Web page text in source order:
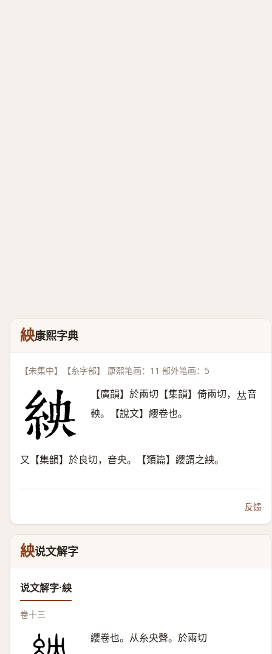
紻康熙字典
【未集中】【糸字部】 康熙笔画：11 部外笔画：5
【廣韻】於兩切【集韻】倚兩切， 𠀤音
鞅。【說文】纓卷也。
又【集韻】於良切，音央。【類篇】纓謂之紻。
反馈
紻说文解字
说文解字·紻
卷十三
纓卷也。从糸央聲。於兩切